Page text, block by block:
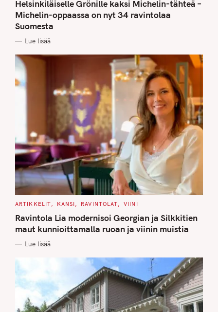
E
G
O
R
I
S
Helsinkiläiselle Grönille kaksi Michelin-tähteä –
Michelin-oppaassa on nyt 34 ravintolaa
Suomesta
Lue lisää
C
T
E
G
O
I
ARTIKKELIT KANSI RAVINTOLAT VIINI
Ravintola Lia modernisoi Georgian ja Silkkitien
maut kunnioittamalla ruoan ja viinin muistia
Lue lisää